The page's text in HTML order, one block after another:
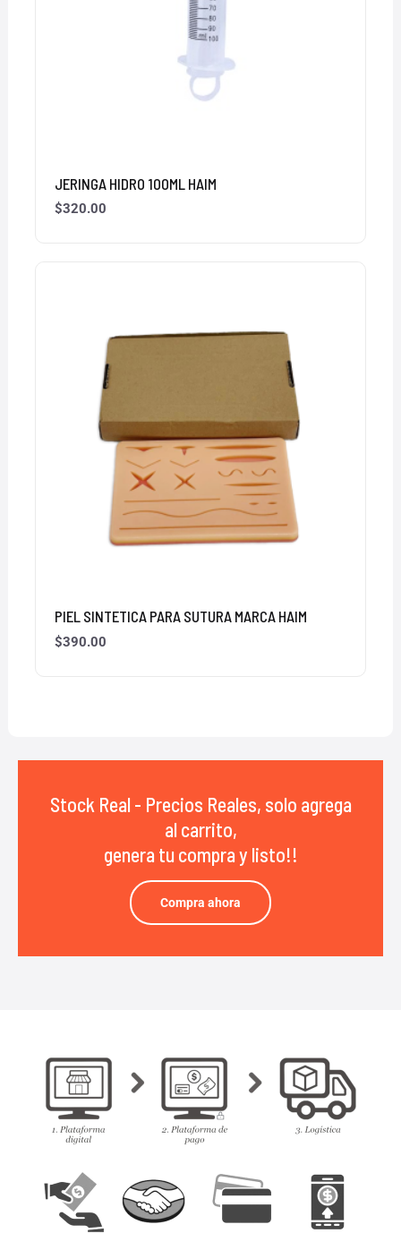
JERINGA HIDRO 100ML HAIM
$320.00
PIEL SINTETICA PARA SUTURA MARCA HAIM
$390.00
Stock Real - Precios Reales, solo agrega
al carrito,
genera tu compra y listo!!
Compra ahora